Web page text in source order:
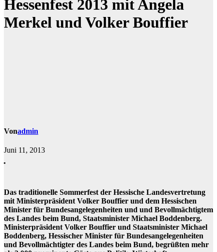
Hessenfest 2013 mit Angela
Merkel und Volker Bouffier
Vonadmin
Juni 11, 2013
Das traditionelle Sommerfest der Hessische Landesvertretung
mit Ministerpräsident Volker Bouffier und dem Hessischen
Minister für Bundesangelegenheiten und und Bevollmächtigtem
des Landes beim Bund, Staatsminister Michael Boddenberg.
Ministerpräsident Volker Bouffier und Staatsminister Michael
Boddenberg, Hessischer Minister für Bundesangelegenheiten
und Bevollmächtigter des Landes beim Bund, begrüßten mehr